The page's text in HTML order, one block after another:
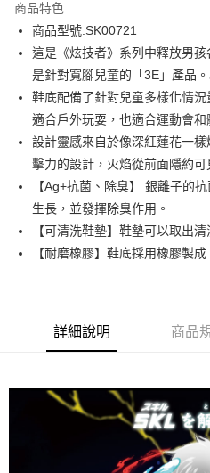
合作金庫商業銀行
華南商業銀行
上海商業儲蓄銀行
國泰世華商業銀行
臺灣中小企業銀行
匯豐（台灣）商業銀行
聯邦商業銀行
元大商業銀行
玉山商業銀行
台新國際商業銀行
台灣樂天信用卡公司
6 期 0 利率 每期
華南商業銀行
上海商業儲蓄銀行
國泰世華商業銀行
臺灣中小企業銀行
匯豐（台灣）商業銀行
聯邦商業銀行
元大商業銀行
玉山商業銀行
台新國際商業銀行
台灣樂天信用卡公司
12 期 0 利率 每期
合作金庫商業銀行
上海商業儲蓄銀行
國泰世華商業銀行
臺灣中小企業銀行
匯豐（台灣）商業銀行
聯邦商業銀行
元大商業銀行
玉山商業銀行
台新國際商業銀行
台灣樂天信用卡公司
LINE Pay
Apple Pay
街口支付
悠遊付
Google Pay
全盈+PAY
AFTEE先享後付是「在收到商品之後才
３．安心：先確認商品／服務後，再付款
【「AFTEE先享後付」結帳流程】
１．於結帳方式選擇「AFTEE先享後
結帳頁面，進行簡訊認證並確認金額後
ATM付款
全家取貨
每筆NT$80，滿NT$888(含以上)免
商品特色
商品型號:SK00721
這是《炫技者》系列中釋放男
是針對寬腳兒童的「3E」產品。
鞋底配備了針對兒童多樣化情
適合戶外玩耍，也適合運動會和
設計靈感來自於像深紅蓮花一
擊力的設計，火焰從前面隱約可
【Ag+抗菌、除臭】 銀離子的
生長，並發揮除臭作用。
【可清洗鞋墊】鞋墊可以取出
【耐磨橡膠】鞋底採用橡膠製
詳細說明 商品